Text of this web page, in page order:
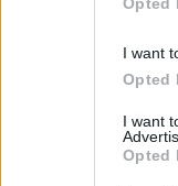
I want
Opted
I want
Opted